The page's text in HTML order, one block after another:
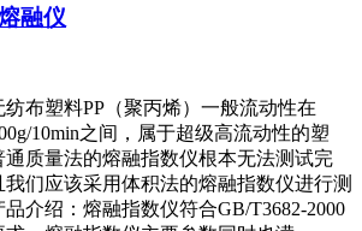
融仪
纺布塑料PP（聚丙烯）一般流动性在
10min之间，属于超级高流动性的塑
通质量法的熔融指数仪根本无法测试完
我们应该采用体积法的熔融指数仪进行测
介绍：熔融指数仪符合GB/T3682-2000